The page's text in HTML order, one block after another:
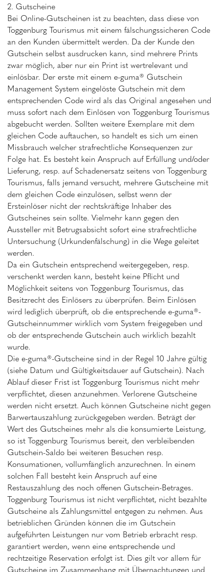
2. Gutscheine
Bei Online-Gutscheinen ist zu beachten, dass diese von
Toggenburg Tourismus mit einem fälschungssicheren Code
an den Kunden übermittelt werden. Da der Kunde den
Gutschein selbst ausdrucken kann, sind mehrere Prints
zwar möglich, aber nur ein Print ist wertrelevant und
einlösbar. Der erste mit einem e-guma® Gutschein
Management System eingelöste Gutschein mit dem
entsprechenden Code wird als das Original angesehen und
muss sofort nach dem Einlösen von Toggenburg Tourismus
abgebucht werden. Sollten weitere Exemplare mit dem
gleichen Code auftauchen, so handelt es sich um einen
Missbrauch welcher strafrechtliche Konsequenzen zur
Folge hat. Es besteht kein Anspruch auf Erfüllung und/oder
Lieferung, resp. auf Schadenersatz seitens von Toggenburg
Tourismus, falls jemand versucht, mehrere Gutscheine mit
dem gleichen Code einzulösen, selbst wenn der
Ersteinlöser nicht der rechtskräftige Inhaber des
Gutscheines sein sollte. Vielmehr kann gegen den
Aussteller mit Betrugsabsicht sofort eine strafrechtliche
Untersuchung (Urkundenfälschung) in die Wege geleitet
werden.
Da ein Gutschein entsprechend weitergegeben, resp.
verschenkt werden kann, besteht keine Pflicht und
Möglichkeit seitens von Toggenburg Tourismus, das
Besitzrecht des Einlösers zu überprüfen. Beim Einlösen
wird lediglich überprüft, ob die entsprechende e-guma®-
Gutscheinnummer wirklich vom System freigegeben und
ob der entsprechende Gutschein auch wirklich bezahlt
wurde.
Die e-guma®-Gutscheine sind in der Regel 10 Jahre gültig
(siehe Datum und Gültigkeitsdauer auf Gutschein). Nach
Ablauf dieser Frist ist Toggenburg Tourismus nicht mehr
verpflichtet, diesen anzunehmen. Verlorene Gutscheine
werden nicht ersetzt. Auch können Gutscheine nicht gegen
Barwertauszahlung zurückgegeben werden. Beträgt der
Wert des Gutscheines mehr als die konsumierte Leistung,
so ist Toggenburg Tourismus bereit, den verbleibenden
Gutschein-Saldo bei weiteren Besuchen resp.
Konsumationen, vollumfänglich anzurechnen. In einem
solchen Fall besteht kein Anspruch auf eine
Restauszahlung des noch offenen Gutschein-Betrages.
Toggenburg Tourismus ist nicht verpflichtet, nicht bezahlte
Gutscheine als Zahlungsmittel entgegen zu nehmen. Aus
betrieblichen Gründen können die im Gutschein
aufgeführten Leistungen nur vom Betrieb erbracht resp.
garantiert werden, wenn eine entsprechende und
rechtzeitige Reservation erfolgt ist. Dies gilt vor allem für
Gutscheine im Zusammenhang mit Übernachtungen und